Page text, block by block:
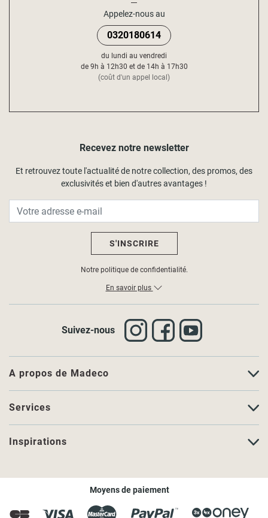
A propos de Madeco
Services
Inspirations
Recevez notre newsletter
Et retrouvez toute l'actualité de notre collection, des promos, des
exclusivités et bien d'autres avantages !
S'INSCRIRE
Notre politique de confidentialité.
En savoir plus
Suivez-nous
Appelez-nous au
0320180614
du lundi au vendredi
de 9h à 12h30 et de 14h à 17h30
(coût d'un appel local)
Moyens de paiement